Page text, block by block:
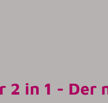
2 in 1 -